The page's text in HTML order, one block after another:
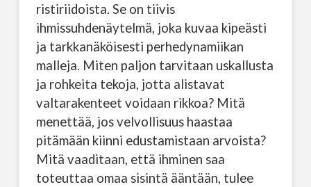
ristiriidoista. Se on tiivis
ihmissuhdenäytelmä, joka kuvaa kipeästi
ja tarkkanäköisesti perhedynamiikan
malleja. Miten paljon tarvitaan uskallusta
ja rohkeita tekoja, jotta alistavat
valtarakenteet voidaan rikkoa? Mitä
menettää, jos velvollisuus haastaa
pitämään kiinni edustamistaan arvoista?
Mitä vaaditaan, että ihminen saa
toteuttaa omaa sisintä ääntään, tulee